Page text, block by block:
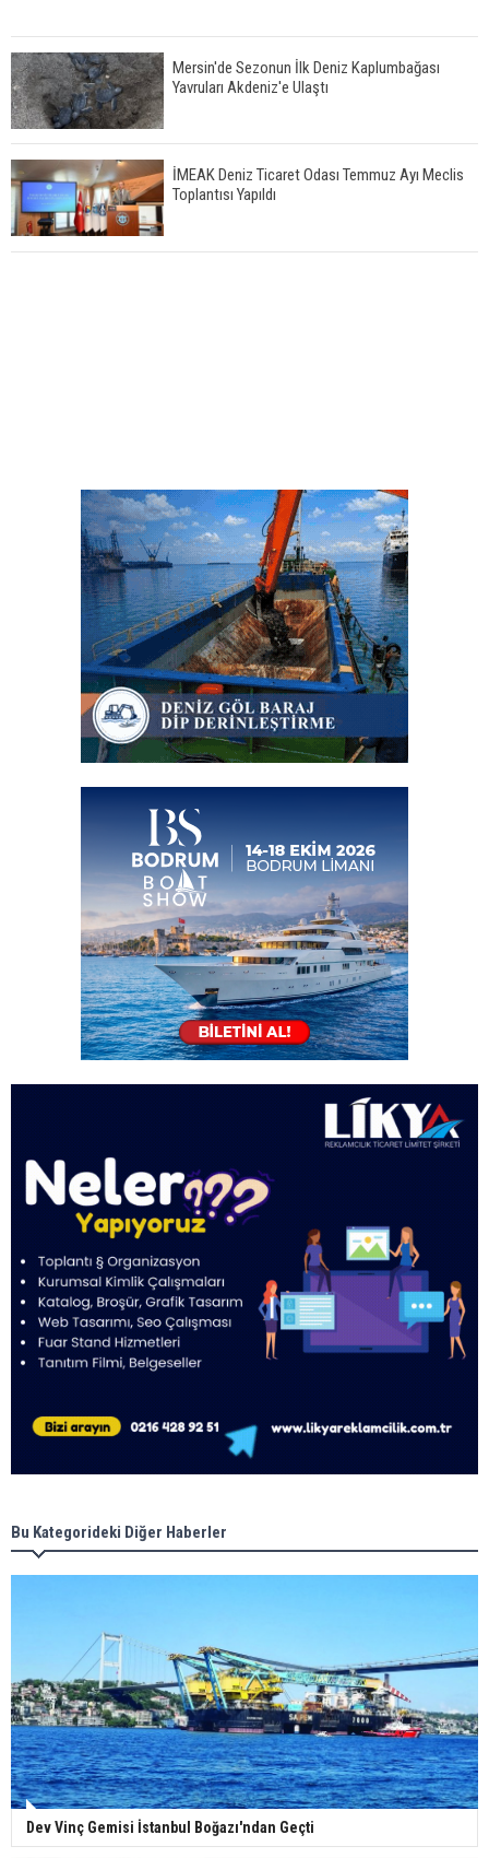
Mersin'de Sezonun İlk Deniz Kaplumbağası
Yavruları Akdeniz'e Ulaştı
İMEAK Deniz Ticaret Odası Temmuz Ayı Meclis
Toplantısı Yapıldı
Bu Kategorideki Diğer Haberler
Dev Vinç Gemisi İstanbul Boğazı'ndan Geçti